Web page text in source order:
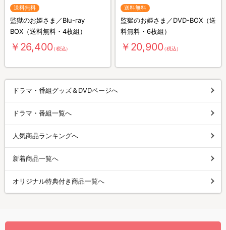
送料無料
監獄のお姫さま／Blu-ray
BOX（送料無料・4枚組）
￥26,400（税込）
送料無料
監獄のお姫さま／DVD-BOX（送
料無料・6枚組）
￥20,900（税込）
ドラマ・番組グッズ＆DVDページへ
ドラマ・番組一覧へ
人気商品ランキングへ
新着商品一覧へ
オリジナル特典付き商品一覧へ